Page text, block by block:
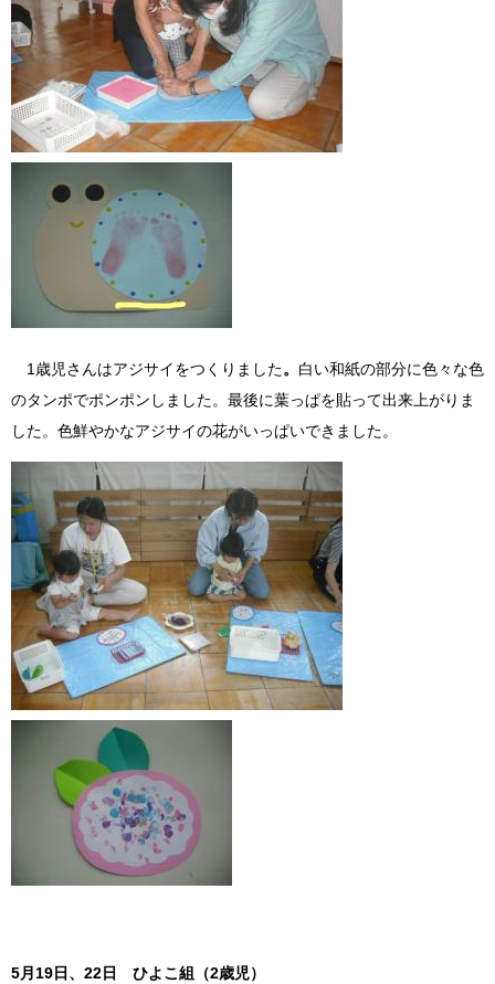
1歳児さんはアジサイをつくりました。 白い和紙の部分に色々な色
のタンポでポンポンしました。最後に葉っぱを貼って出来上がりま
した。色鮮やかなアジサイの花がいっぱいできました。
5月19日、22日 ひよこ組（2歳児）